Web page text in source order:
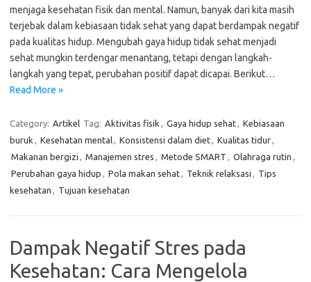
menjaga kesehatan fisik dan mental. Namun, banyak dari kita masih
terjebak dalam kebiasaan tidak sehat yang dapat berdampak negatif
pada kualitas hidup. Mengubah gaya hidup tidak sehat menjadi
sehat mungkin terdengar menantang, tetapi dengan langkah-
langkah yang tepat, perubahan positif dapat dicapai. Berikut…
Read More »
Category: Artikel Tag: Aktivitas fisik , Gaya hidup sehat, Kebiasaan
buruk , Kesehatan mental, Konsistensi dalam diet, Kualitas tidur,
Makanan bergizi , Manajemen stres , Metode SMART , Olahraga rutin ,
Perubahan gaya hidup , Pola makan sehat, Teknik relaksasi , Tips
kesehatan , Tujuan kesehatan
Dampak Negatif Stres pada
Kesehatan: Cara Mengelola